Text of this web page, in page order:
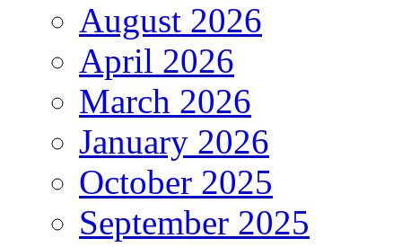
August 2026
April 2026
March 2026
January 2026
October 2025
September 2025